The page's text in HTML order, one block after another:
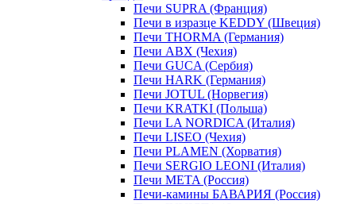
Печи SUPRA (Франция)
Печи в изразце KEDDY (Швеция)
Печи THORMA (Германия)
Печи ABX (Чехия)
Печи GUCA (Сербия)
Печи HARK (Германия)
Печи JOTUL (Норвегия)
Печи KRATKI (Польша)
Печи LA NORDICA (Италия)
Печи LISEO (Чехия)
Печи PLAMEN (Хорватия)
Печи SERGIO LEONI (Италия)
Печи META (Россия)
Печи-камины БАВАРИЯ (Россия)